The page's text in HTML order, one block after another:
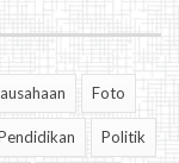
Foto
Politik